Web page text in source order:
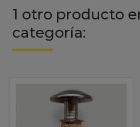
1 otro producto
categoría: